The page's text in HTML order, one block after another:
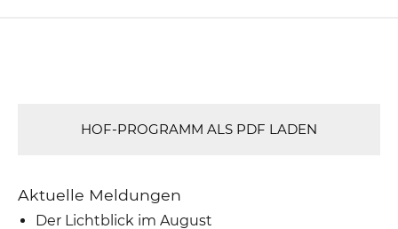
HOF-PROGRAMM ALS PDF LADEN
Aktuelle Meldungen
Der Lichtblick im August